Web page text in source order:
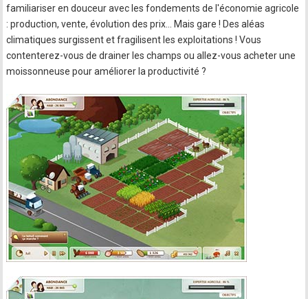
familiariser en douceur avec les fondements de l'économie agricole
: production, vente, évolution des prix… Mais gare ! Des aléas
climatiques surgissent et fragilisent les exploitations ! Vous
contenterez-vous de drainer les champs ou allez-vous acheter une
moissonneuse pour améliorer la productivité ?